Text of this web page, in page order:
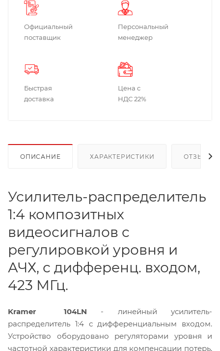
Официальный
поставщик
Персональный
менеджер
Быстрая
доставка
Цена с
НДС 22%
ОПИСАНИЕ ХАРАКТЕРИСТИКИ ОТЗЫВЫ
Усилитель-распределитель
1:4 композитных
видеосигналов c
регулировкой уровня и
АЧХ, с дифференц. входом,
423 МГц.
Kramer 104LN - линейный усилитель-
распределитель 1:4 с дифференциальным входом.
Устройство оборудовано регуляторами уровня и
частотной характеристики для компенсации потерь,